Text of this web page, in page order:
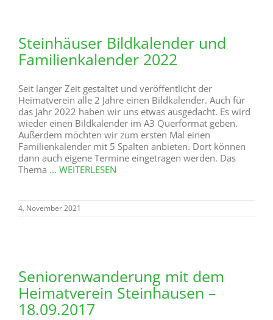
Steinhäuser Bildkalender und
Familienkalender 2022
Seit langer Zeit gestaltet und veröffentlicht der
Heimatverein alle 2 Jahre einen Bildkalender. Auch für
das Jahr 2022 haben wir uns etwas ausgedacht. Es wird
wieder einen Bildkalender im A3 Querformat geben.
Außerdem möchten wir zum ersten Mal einen
Familienkalender mit 5 Spalten anbieten. Dort können
dann auch eigene Termine eingetragen werden. Das
Thema ... WEITERLESEN
4. November 2021
Seniorenwanderung mit dem
Heimatverein Steinhausen –
18.09.2017